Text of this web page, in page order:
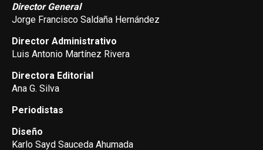
Director General
Jorge Francisco Saldaña Hernández
Director Administrativo
Luis Antonio Martínez Rivera
Directora Editorial
Ana G. Silva
Periodistas
Diseño
Karlo Sayd Sauceda Ahumada